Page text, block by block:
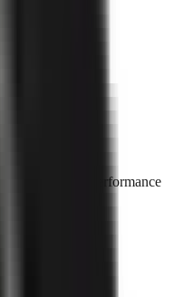
an original performance